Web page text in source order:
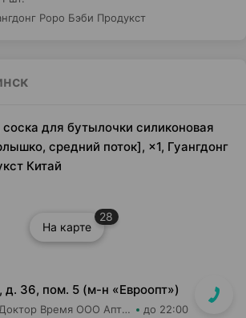
Роро Бэби Продукст
для бутылочки силиконовая
средний поток], ×1, Гуангдонг
Китай
На карте
28
д. 36, пом. 5 (м-н «Евроопт»)
Планета Здоровья Доктор Время ООО Аптека №51 до 22:00